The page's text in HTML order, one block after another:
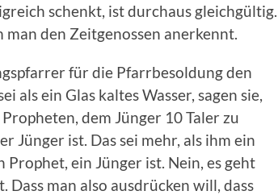
schenkt, ist durchaus gleichgültig.
den Zeitgenossen anerkennt.
für die Pfarrbesoldung den
als ein Glas kaltes Wasser, sagen sie,
dem Jünger 10 Taler zu
Jünger ist. Das sei mehr, als ihm ein
Prophet, ein Jünger ist. Nein, es geht
Dass man also ausdrücken will, dass